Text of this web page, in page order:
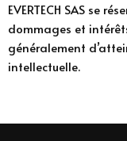
EVERTECH SAS se
dommages et
généralement
intellectuelle.